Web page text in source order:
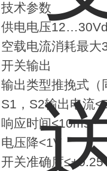
技术参数
供电电压
空载电流消耗最
开关输出
输出类型推挽式（
S1，S2输出电流
响应时间<10ms
电压降<1V
开关准确度